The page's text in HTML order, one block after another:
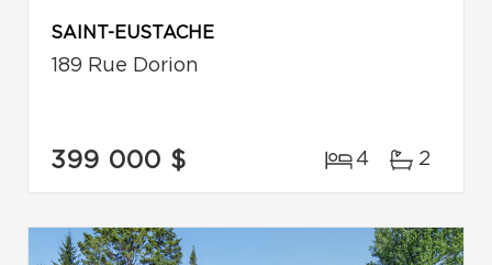
SAINT-EUSTACHE
189 Rue Dorion
399 000 $ 4 2